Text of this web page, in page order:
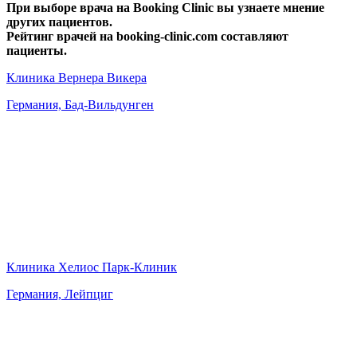
При выборе врача на Booking Clinic вы узнаете мнение
других пациентов.
Рейтинг врачей на booking-clinic.com составляют
пациенты.
Клиника Вернера Викера
Германия, Бад-Вильдунген
Клиника Хелиос Парк-Клиник
Германия, Лейпциг